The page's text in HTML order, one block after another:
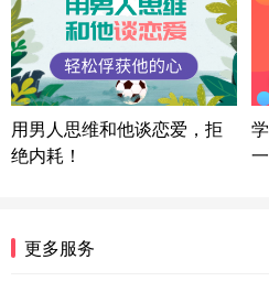
浙江-宁波
微信用户 逆光下
属情感方案
湖南-长沙
微信用户 超 通过
福建-厦门
用男人思维和他谈恋爱，拒
绝内耗！
更多服务